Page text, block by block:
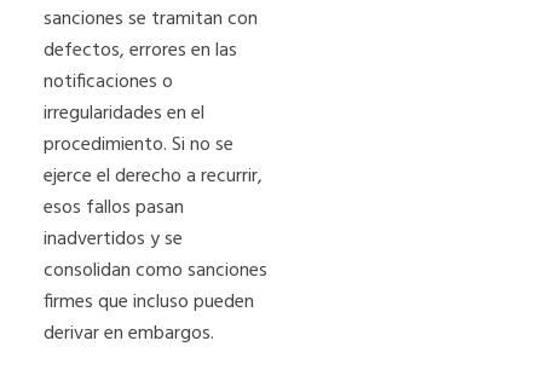
sanciones se tramitan con
defectos, errores en las
notificaciones o
irregularidades en el
procedimiento. Si no se
ejerce el derecho a recurrir,
esos fallos pasan
inadvertidos y se
consolidan como sanciones
firmes que incluso pueden
derivar en embargos.